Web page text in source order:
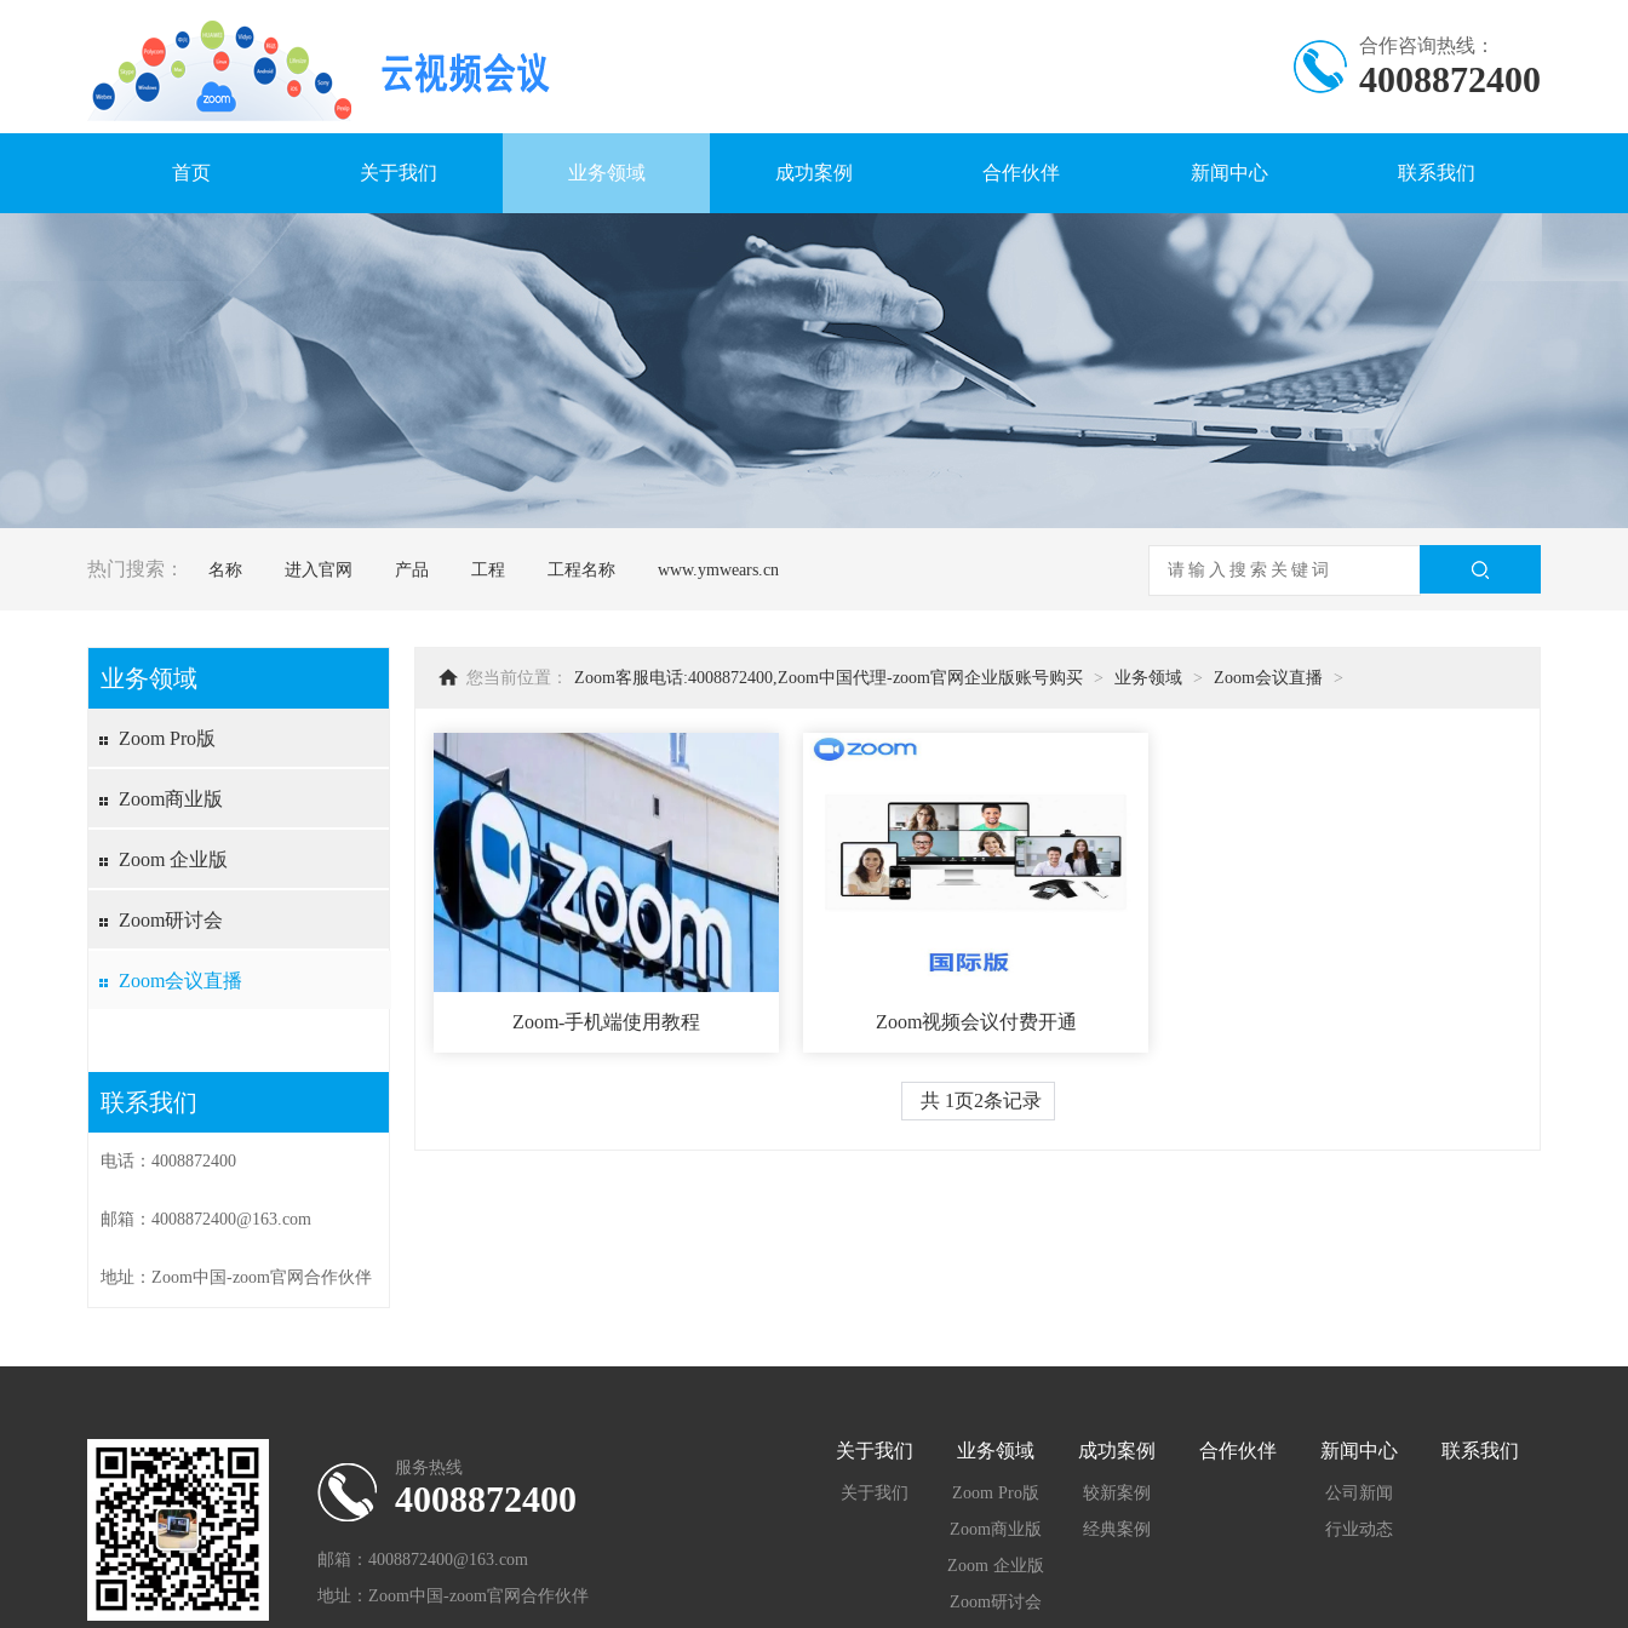
合作咨询热线：
4008872400
首页 关于我们 业务领域 成功案例 合作伙伴 新闻中心 联系我们
热门搜索： 名称 进入官网 产品 工程 工程名称 www.ymwears.cn
业务领域
Zoom Pro版
Zoom商业版
Zoom 企业版
Zoom研讨会
Zoom会议直播
联系我们
电话：4008872400
邮箱：4008872400@163.com
地址：Zoom中国-zoom官网合作伙伴
您当前位置： Zoom客服电话:4008872400,Zoom中国代理-zoom官网企业版账号购买 > 业务领域 > Zoom会议直播 >
Zoom-手机端使用教程 Zoom视频会议付费开通
共 1页2条记录
服务热线
4008872400
邮箱：4008872400@163.com
地址：Zoom中国-zoom官网合作伙伴
关于我们
关于我们
业务领域
Zoom Pro版
Zoom商业版
Zoom 企业版
Zoom研讨会
成功案例
较新案例
经典案例
合作伙伴 新闻中心
公司新闻
行业动态
联系我们